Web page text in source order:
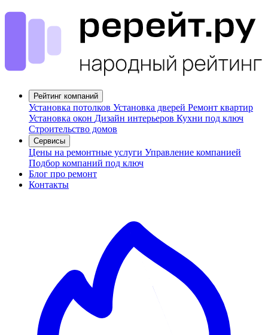
Рейтинг компаний
Установка потолков Установка дверей Ремонт квартир
Установка окон Дизайн интерьеров Кухни под ключ
Строительство домов
Сервисы
Цены на ремонтные услуги Управление компанией
Подбор компаний под ключ
Блог про ремонт
Контакты